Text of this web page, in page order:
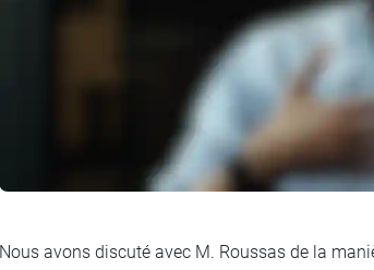
Nous avons discuté avec M. Roussas de la